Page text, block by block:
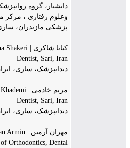
دانشیار، گروه
وعلوم رفتاری ، مرکز
پزشکی مازندران، ساری،
کیانا شاکری | Kiana Shakeri
Dentist, Sari, Iran
دندانپزشک، ساری، ایران
مریم خادمی | Maryam Khademi
Dentist, Sari, Iran
دندانپزشک، ساری، ایران
مهران آرمین | Mehran Armin
of Orthodontics, Dental